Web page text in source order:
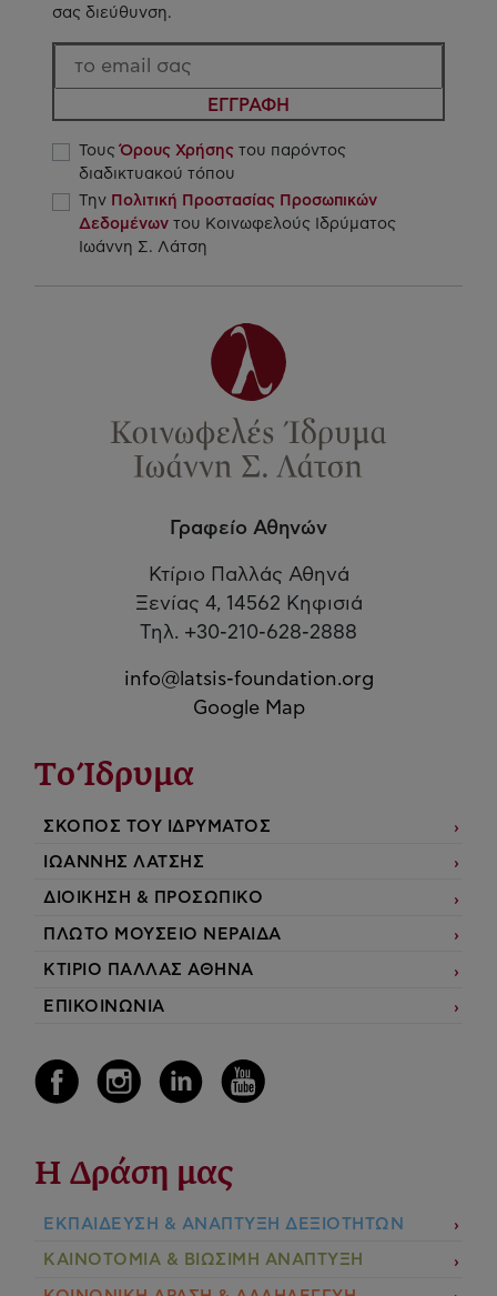
σας διεύθυνση.
ΕΓΓΡΑΦΗ
ΤουςΌρους Χρήσης του παρόντος
διαδικτυακού τόπου
Την Πολιτική Προστασίας Προσωπικών
Δεδομένων του Κοινωφελούς Ιδρύματος
Ιωάννη Σ. Λάτση
Γραφείο Αθηνών
Κτίριο Παλλάς Αθηνά
Ξενίας 4, 14562 Κηφισιά
Τηλ. +30-210-628-2888
info@latsis-foundation.org
Google Map
Το Ίδρυμα
ΣΚΟΠΟΣ ΤΟΥ ΙΔΡΥΜΑΤΟΣ
ΙΩΑΝΝΗΣ ΛΑΤΣΗΣ
ΔΙΟΙΚΗΣΗ & ΠΡΟΣΩΠΙΚΟ
ΠΛΩΤΟ ΜΟΥΣΕΙΟ ΝΕΡΑΙΔΑ
ΚΤΙΡΙΟ ΠΑΛΛΑΣ ΑΘΗΝΑ
ΕΠΙΚΟΙΝΩΝΙΑ
Η Δράση μας
ΕΚΠΑIΔΕΥΣΗ & ΑΝΑΠΤΥΞΗ ΔΕΞΙΟΤΗΤΩΝ
ΚΑΙΝΟΤΟΜΙΑ & ΒΙΩΣΙΜΗ ΑΝΑΠΤΥΞΗ